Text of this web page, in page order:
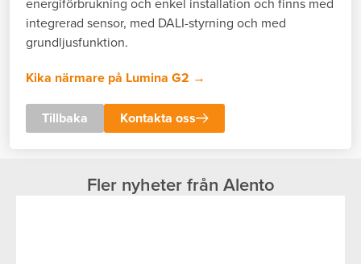
integrerad sensor, med DALI-styrning och med
grundljusfunktion.
Kika närmare på Lumina G2 →
Tillbaka Kontakta oss
Fler nyheter från Alento